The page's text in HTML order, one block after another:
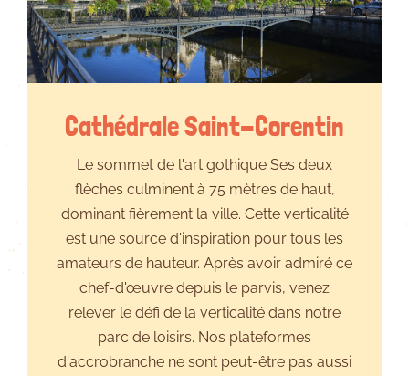
Cathédrale Saint-Corentin
Le sommet de l'art gothique Ses deux
flèches culminent à 75 mètres de haut,
dominant fièrement la ville. Cette verticalité
est une source d'inspiration pour tous les
amateurs de hauteur. Après avoir admiré ce
chef-d'œuvre depuis le parvis, venez
relever le défi de la verticalité dans notre
parc de loisirs. Nos plateformes
d'accrobranche ne sont peut-être pas aussi